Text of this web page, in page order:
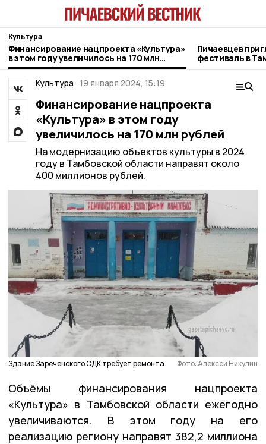
Культура
Финансирование нацпроекта «Культура»
в этом году увеличилось на 170 млн
рублей
Пичаевцев
фестиваль в
Культура 19 января 2024, 15:19
Финансирование нацпроекта
«Культура» в этом году
увеличилось на 170 млн рублей
На модернизацию объектов культуры в 2024
году в Тамбовской области направят около
400 миллионов рублей.
Здание Зареченского СДК требует ремонта Фото: Алексей Никулин
Объёмы финансирования нацпроекта
«Культура» в Тамбовской области ежегодно
увеличиваются. В этом году на его
реализацию региону направят 382,2 миллиона